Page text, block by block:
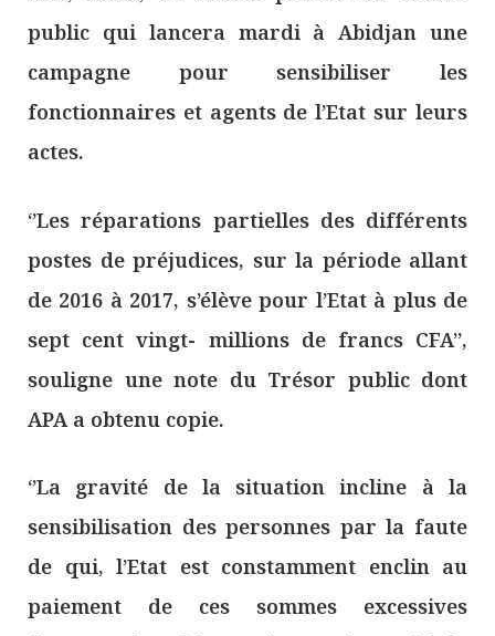
public qui lancera mardi à Abidjan une
campagne pour sensibiliser les
fonctionnaires et agents de l’Etat sur leurs
actes.
‘’Les réparations partielles des différents
postes de préjudices, sur la période allant
de 2016 à 2017, s’élève pour l’Etat à plus de
sept cent vingt- millions de francs CFA’’,
souligne une note du Trésor public dont
APA a obtenu copie.
‘’La gravité de la situation incline à la
sensibilisation des personnes par la faute
de qui, l’Etat est constamment enclin au
paiement de ces sommes excessives